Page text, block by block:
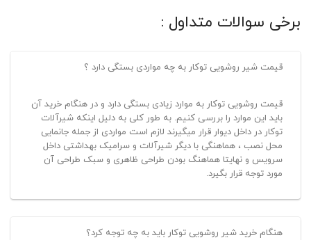
برخی سوالات متداول :
قیمت شیر روشویی توکار به چه مواردی بستگی دارد ؟
قیمت روشویی توکار به موارد زیادی بستگی دارد و در هنگام خرید آن
باید این موارد را بررسی کنیم. به طور کلی به دلیل اینکه شیرآلات
توکار در داخل دیوار قرار میگیرند لازم است مواردی از جمله جانمایی
محل نصب ، هماهنگی با دیگر شیرآلات و سرامیک بهداشتی داخل
سرویس و نهایتا هماهنگ بودن طراحی ظاهری و سبک طراحی آن
مورد توجه قرار بگیرد.
هنگام خرید شیر روشویی توکار باید به چه توجه کرد؟